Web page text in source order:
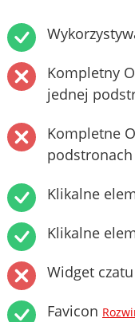
Kompletny
jednej
Kompletne
podstronach
Klikalne
Klikalne
Widget
Favicon